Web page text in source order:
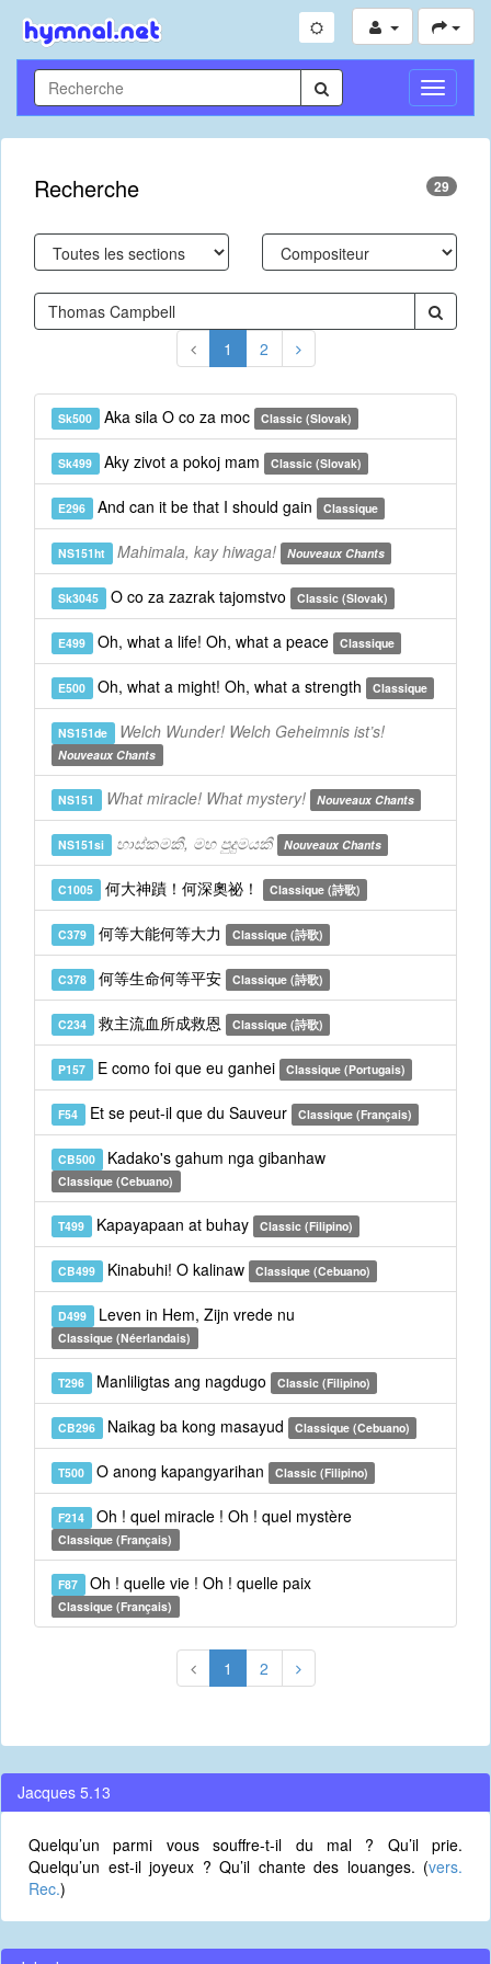
Toggle
Recherche 29
1 2
Sk500 Aka sila O co za moc Classic (Slovak)
Sk499 Aky zivot a pokoj mam Classic (Slovak)
E296 And can it be that I should gain Classique
NS151ht Mahimala, kay hiwaga! Nouveaux Chants
Sk3045 O co za zazrak tajomstvo Classic (Slovak)
E499 Oh, what a life! Oh, what a peace Classique
E500 Oh, what a might! Oh, what a strength Classique
NS151de Welch Wunder! Welch Geheimnis ist’s!
Nouveaux Chants
NS151 What miracle! What mystery! Nouveaux Chants
NS151si හාස්කමකී, මහ පුදුමයකී Nouveaux Chants
C1005 何大神蹟！何深奧祕！ Classique (詩歌)
C379 何等大能何等大力 Classique (詩歌)
C378 何等生命何等平安 Classique (詩歌)
C234 救主流血所成救恩 Classique (詩歌)
P157 E como foi que eu ganhei Classique (Portugais)
F54 Et se peut-il que du Sauveur Classique (Français)
CB500 Kadako's gahum nga gibanhaw
Classique (Cebuano)
T499 Kapayapaan at buhay Classic (Filipino)
CB499 Kinabuhi! O kalinaw Classique (Cebuano)
D499 Leven in Hem, Zijn vrede nu
Classique (Néerlandais)
T296 Manliligtas ang nagdugo Classic (Filipino)
CB296 Naikag ba kong masayud Classique (Cebuano)
T500 O anong kapangyarihan Classic (Filipino)
F214 Oh ! quel miracle ! Oh ! quel mystère
Classique (Français)
F87 Oh ! quelle vie ! Oh ! quelle paix
Classique (Français)
1 2
Jacques 5.13
Quelqu’un parmi vous souffre-t-il du mal ? Qu’il prie.
Quelqu’un est-il joyeux ? Qu’il chante des louanges. (vers.
Rec.)